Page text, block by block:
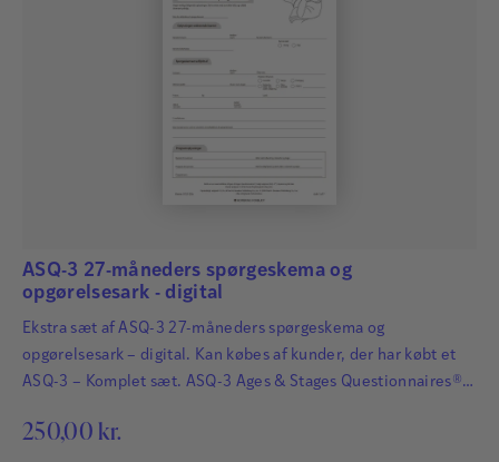
ASQ-3 27-måneders spørgeskema og
opgørelsesark - digital
Ekstra sæt af ASQ-3 27-måneders spørgeskema og
opgørelsesark – digital. Kan købes af kunder, der har købt et
ASQ-3 – Komplet sæt. ASQ-3 Ages & Stages Questionnaires®
hos småbørn. Det har afgørende betydning for børns fremtid,
250,00 kr.